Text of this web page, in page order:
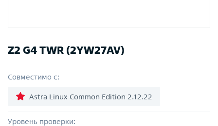
Z2 G4 TWR (2YW27AV)
Совместимо с:
Astra Linux Common Edition 2.12.22
Уровень проверки: